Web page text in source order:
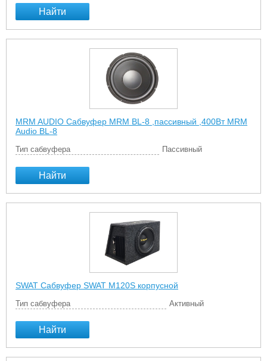
Найти
MRM AUDIO Сабвуфер MRM BL-8 ,пассивный ,400Вт MRM
Audio BL-8
Тип сабвуфера Пассивный
Найти
SWAT Сабвуфер SWAT M120S корпусной
Тип сабвуфера Активный
Найти